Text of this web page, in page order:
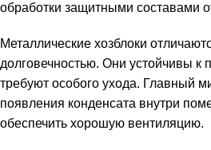
обработки защитными составами
Металлические хозблоки
долговечностью. Они устойчивы к
требуют особого ухода. Главный
появления конденсата внутри
обеспечить хорошую вентиляцию.